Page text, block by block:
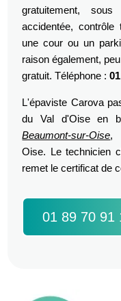
gratuitement,
accidentée, contrôle
une cour ou un
raison également,
gratuit. Téléphone :
L'épaviste Carova
du Val d'Oise en
Beaumont-sur-Oise,
Oise. Le technicien
remet le certificat de
01 89 70 91